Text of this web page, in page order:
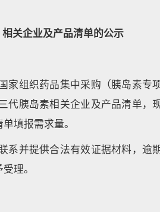
关企业及产品清单的公示
组织药品集中采购（胰岛素专项
代胰岛素相关企业及产品清单，
填报需求量。
系并提供合法有效证据材料，逾
理。